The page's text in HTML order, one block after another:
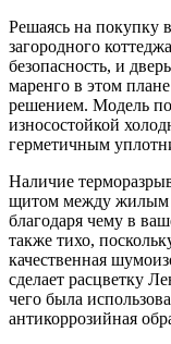
Решаясь на покупку
загородного
безопасность, и
маренго в этом
решением. Модель
износостойкой
герметичным
Наличие
щитом между жилым
благодаря чему в
также тихо,
качественная
сделает расцветку
чего была
антикоррозийная